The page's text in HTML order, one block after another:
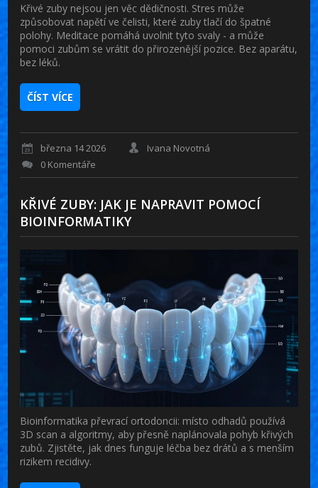
Křivé zuby nejsou jen věc dědičnosti. Stres může
způsobovat napětí ve čelisti, které zuby tlačí do špatné
polohy. Meditace pomáhá uvolnit tyto svaly - a může
pomoci zubům se vrátit do přirozenější pozice. Bez aparátu,
bez léků.
ČÍST VÍCE
března 14 2026
Ivana Novotná
0 Komentáře
KŘIVÉ ZUBY: JAK JE NAPRAVIT POMOCÍ
BIOINFORMATIKY
Bioinformatika převrací ortodoncii: místo odhadů používá
3D scan a algoritmy, aby přesně naplánovala pohyb křivých
zubů. Zjistěte, jak dnes funguje léčba bez drátů a s menším
rizikem recidivy.